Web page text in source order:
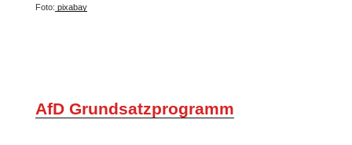
Foto: pixabay
AfD Grundsatzprogramm